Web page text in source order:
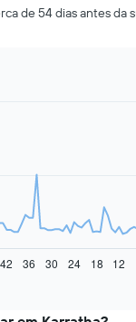
de 54 dias antes da
30
42 36 24 18 12